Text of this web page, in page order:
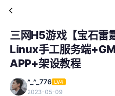
三网H5游戏【宝石
Linux手工服务端
APP+架设教程
^_^_776 LV4
2023-05-09